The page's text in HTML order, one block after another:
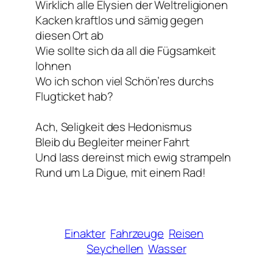
Wirklich alle Elysien der Weltreligionen
Kacken kraftlos und sämig gegen
diesen Ort ab
Wie sollte sich da all die Fügsamkeit
lohnen
Wo ich schon viel Schön’res durchs
Flugticket hab?
Ach, Seligkeit des Hedonismus
Bleib du Begleiter meiner Fahrt
Und lass dereinst mich ewig strampeln
Rund um La Digue, mit einem Rad!
Einakter Fahrzeuge Reisen
Seychellen Wasser